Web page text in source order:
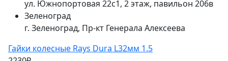
ул. Южнопортовая 22с1, 2 этаж, павильон 206в
Зеленоград
г. Зеленоград, Пр-кт Генерала Алексеева
Гайки колесные Rays Dura L32мм 1.5